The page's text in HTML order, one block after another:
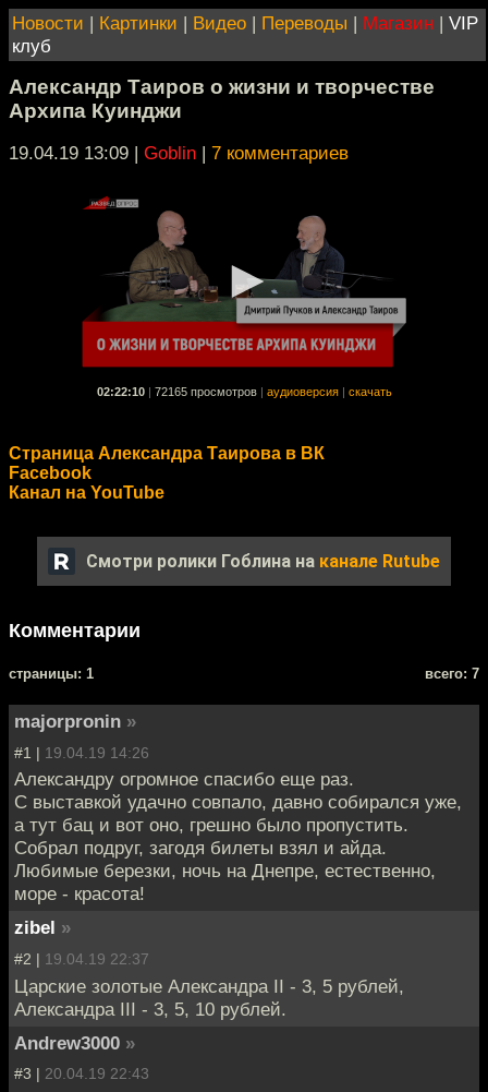
Новости | Картинки | Видео | Переводы | Магазин | VIP
клуб
Александр Таиров о жизни и творчестве
Архипа Куинджи
19.04.19 13:09 | Goblin | 7 комментариев
02:22:10 72165 просмотров аудиоверсия скачать
Страница Александра Таирова в ВК
Facebook
Канал на YouTube
Смотри ролики Гоблина на канале Rutube
Комментарии
cтраницы: 1 всего: 7
majorpronin »
#1 | 19.04.19 14:26
Александру огромное спасибо еще раз.
С выставкой удачно совпало, давно собирался уже,
а тут бац и вот оно, грешно было пропустить.
Собрал подруг, загодя билеты взял и айда.
Любимые березки, ночь на Днепре, естественно,
море - красота!
zibel »
#2 | 19.04.19 22:37
Царские золотые Александра II - 3, 5 рублей,
Александра III - 3, 5, 10 рублей.
Andrew3000 »
#3 | 20.04.19 22:43